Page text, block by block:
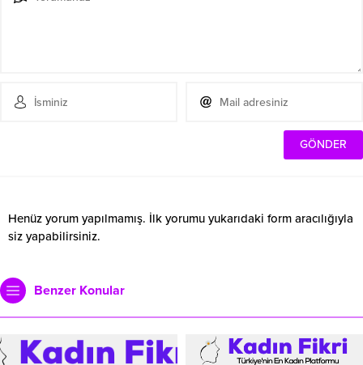
Henüz yorum yapılmamış. İlk yorumu yukarıdaki form aracılığıyla
siz yapabilirsiniz.
Benzer Konular